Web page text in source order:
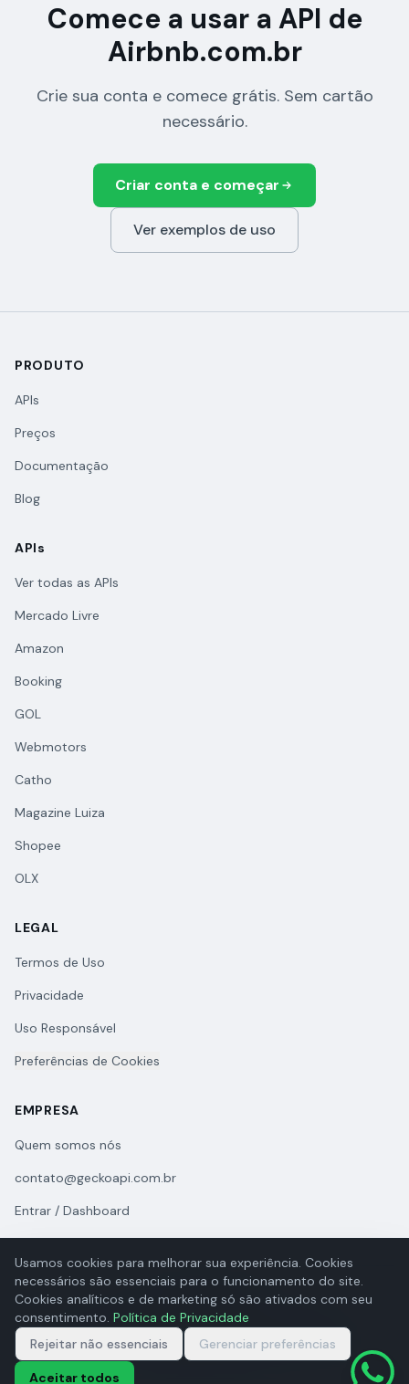
Comece a usar a API de
Airbnb.com.br
Crie sua conta e comece grátis. Sem cartão
necessário.
Criar conta e começar
Ver exemplos de uso
PRODUTO
APIs
Preços
Documentação
Blog
APIs
Ver todas as APIs
Mercado Livre
Amazon
Booking
GOL
Webmotors
Catho
Magazine Luiza
Shopee
OLX
LEGAL
Termos de Uso
Privacidade
Uso Responsável
Preferências de Cookies
EMPRESA
Quem somos nós
contato@geckoapi.com.br
Entrar / Dashboard
© 2026 GeckoAPI. Todos os direitos reservados.
GECKOAPI DESENVOLVIMENTO DE SOFTWARES LTDA | CNPJ
66.136.461/0001-02
Usamos cookies para melhorar sua experiência. Cookies
necessários são essenciais para o funcionamento do site.
Cookies analíticos e de marketing só são ativados com seu
consentimento. Política de Privacidade
Rejeitar não essenciais
Gerenciar preferências
Aceitar todos